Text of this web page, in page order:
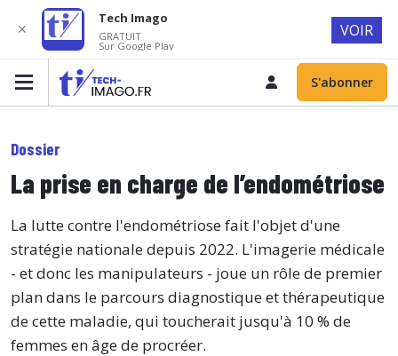
S'abonner
Dossier
La prise en charge de l’endométriose
La lutte contre l'endométriose fait l'objet d'une
stratégie nationale depuis 2022. L'imagerie médicale
- et donc les manipulateurs - joue un rôle de premier
plan dans le parcours diagnostique et thérapeutique
de cette maladie, qui toucherait jusqu'à 10 % de
femmes en âge de procréer.
✕
Tech Imago
GRATUIT
Sur Google Play
VOIR